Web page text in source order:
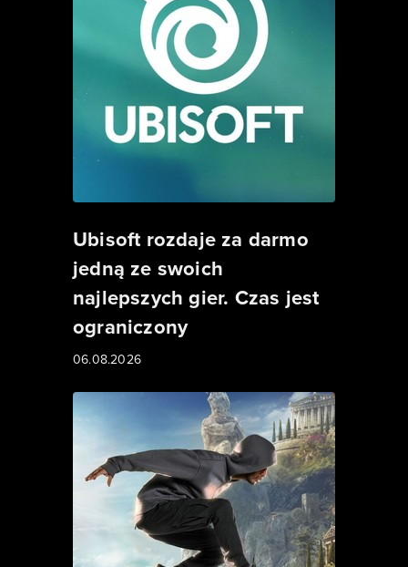
Ubisoft rozdaje za darmo
jedną ze swoich
najlepszych gier. Czas jest
ograniczony
06.08.2026